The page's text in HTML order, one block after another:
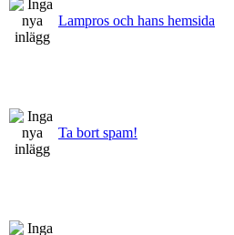
Lampros och hans hemsida
Ta bort spam!